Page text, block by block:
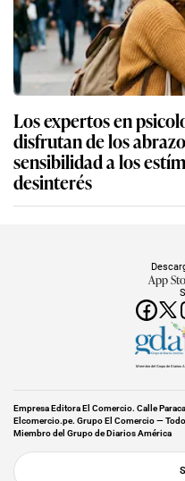
Los expertos en
disfrutan de los
sensibilidad a los
desinterés
App
Miembro del Grupo de Diarios
Empresa Editora El Comercio. Calle
Elcomercio.pe. Grupo El Comercio —
Miembro del Grupo de Diarios América